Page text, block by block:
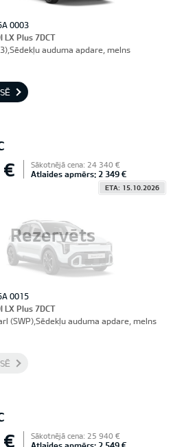
0003
LX Plus 7DCT
auduma apdare, melns
Rezervēts
€ Sākotnējā cena: 24 340 €
Atlaides apmērs: 2 349 €
ETA: 15.10.2026
0015
LX Plus 7DCT
(SWP),Sēdekļu auduma apdare, melns
€ Sākotnējā cena: 25 940 €
Atlaides apmērs: 2 549 €